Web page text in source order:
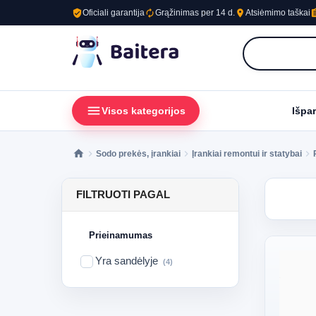
verified_userOficiali garantijaautorenewGrąžinimas per 14 d. place Atsiėmimo taškai
menuVisos kategorijos
Sodo prekės, įrankiai Įrankiai remontui ir statybai
FILTRUOTI PAGAL
Prieinamumas
Yra sandėlyje (4)